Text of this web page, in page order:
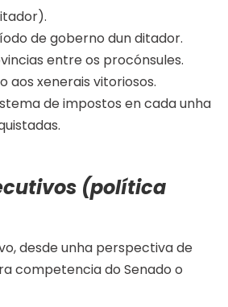
de goberno dun ditador.
entre os procónsules.
aos xenerais vitoriosos.
de impostos en cada unha
(política
desde unha perspectiva de
competencia do Senado o